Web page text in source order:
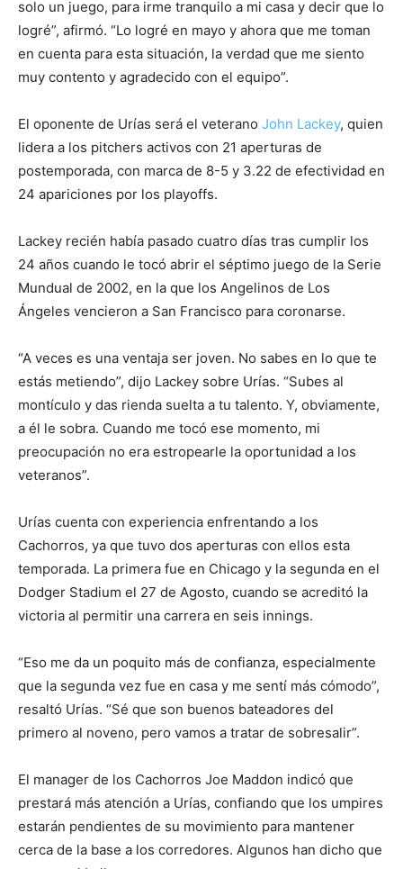
solo un juego, para irme tranquilo a mi casa y decir que lo
logré”, afirmó. “Lo logré en mayo y ahora que me toman
en cuenta para esta situación, la verdad que me siento
muy contento y agradecido con el equipo”.
El oponente de Urías será el veterano John Lackey, quien
lidera a los pitchers activos con 21 aperturas de
postemporada, con marca de 8-5 y 3.22 de efectividad en
24 apariciones por los playoffs.
Lackey recién había pasado cuatro días tras cumplir los
24 años cuando le tocó abrir el séptimo juego de la Serie
Mundual de 2002, en la que los Angelinos de Los
Ángeles vencieron a San Francisco para coronarse.
“A veces es una ventaja ser joven. No sabes en lo que te
estás metiendo”, dijo Lackey sobre Urías. “Subes al
montículo y das rienda suelta a tu talento. Y, obviamente,
a él le sobra. Cuando me tocó ese momento, mi
preocupación no era estropearle la oportunidad a los
veteranos”.
Urías cuenta con experiencia enfrentando a los
Cachorros, ya que tuvo dos aperturas con ellos esta
temporada. La primera fue en Chicago y la segunda en el
Dodger Stadium el 27 de Agosto, cuando se acreditó la
victoria al permitir una carrera en seis innings.
“Eso me da un poquito más de confianza, especialmente
que la segunda vez fue en casa y me sentí más cómodo”,
resaltó Urías. “Sé que son buenos bateadores del
primero al noveno, pero vamos a tratar de sobresalir”.
El manager de los Cachorros Joe Maddon indicó que
prestará más atención a Urías, confiando que los umpires
estarán pendientes de su movimiento para mantener
cerca de la base a los corredores. Algunos han dicho que